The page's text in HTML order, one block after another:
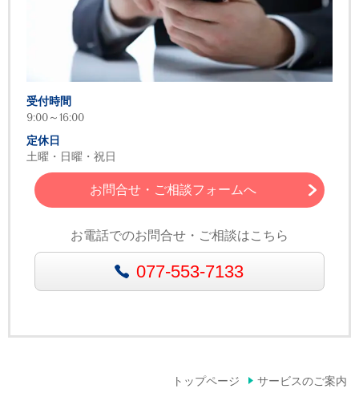
受付時間
9:00～16:00
定休日
土曜・日曜・祝日
お問合せ・ご相談フォームへ
お電話でのお問合せ・ご相談はこちら
077-553-7133
トップページ サービスのご案内